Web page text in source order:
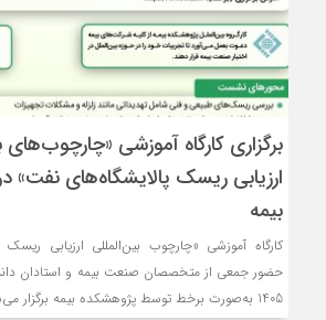
برگزاری كارگاه آموزشی «چارچوب‌های
ارزیابی ریسك پالایشگاه‌های نفت»
بیمه
کارگاه آموزشی «چارچوب بین‌المللی ارزیابی
1405 به‌صورت برخط توسط پژوهشکده بیمه برگزار می‌شود.